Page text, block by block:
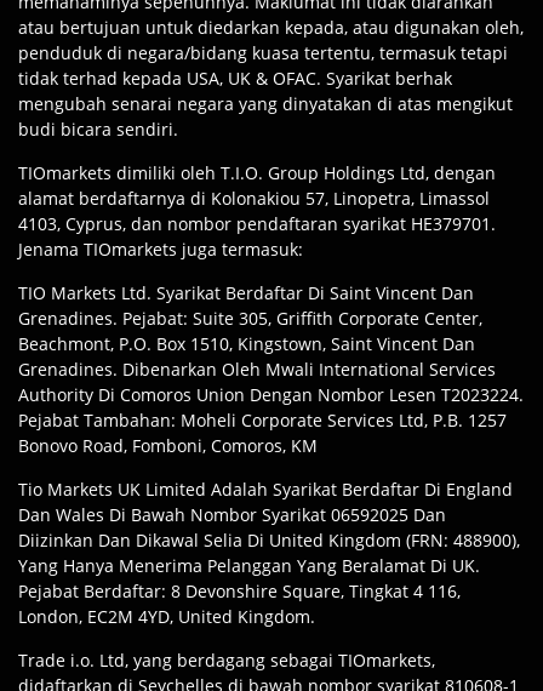
atau bertujuan untuk diedarkan kepada, atau digunakan oleh,
penduduk di negara/bidang kuasa tertentu, termasuk tetapi
tidak terhad kepada USA, UK & OFAC. Syarikat berhak
mengubah senarai negara yang dinyatakan di atas mengikut
budi bicara sendiri.
TIOmarkets dimiliki oleh T.I.O. Group Holdings Ltd, dengan
alamat berdaftarnya di Kolonakiou 57, Linopetra, Limassol
4103, Cyprus, dan nombor pendaftaran syarikat HE379701.
Jenama TIOmarkets juga termasuk:
TIO Markets Ltd. Syarikat Berdaftar Di Saint Vincent Dan
Grenadines. Pejabat: Suite 305, Griffith Corporate Center,
Beachmont, P.O. Box 1510, Kingstown, Saint Vincent Dan
Grenadines. Dibenarkan Oleh Mwali International Services
Authority Di Comoros Union Dengan Nombor Lesen T2023224.
Pejabat Tambahan: Moheli Corporate Services Ltd, P.B. 1257
Bonovo Road, Fomboni, Comoros, KM
Tio Markets UK Limited Adalah Syarikat Berdaftar Di England
Dan Wales Di Bawah Nombor Syarikat 06592025 Dan
Diizinkan Dan Dikawal Selia Di United Kingdom (FRN: 488900),
Yang Hanya Menerima Pelanggan Yang Beralamat Di UK.
Pejabat Berdaftar: 8 Devonshire Square, Tingkat 4 116,
London, EC2M 4YD, United Kingdom.
Trade i.o. Ltd, yang berdagang sebagai TIOmarkets,
didaftarkan di Seychelles di bawah nombor syarikat 810608-1